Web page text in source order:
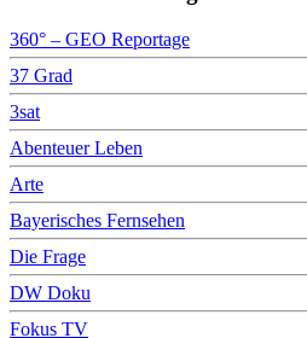
360° – GEO Reportage
37 Grad
3sat
Abenteuer Leben
Arte
Bayerisches Fernsehen
Die Frage
DW Doku
Fokus TV